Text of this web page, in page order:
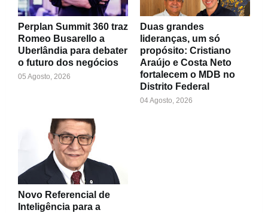
Perplan Summit 360 traz
Romeo Busarello a
Uberlândia para debater
o futuro dos negócios
05 Agosto, 2026
Duas grandes
lideranças, um só
propósito: Cristiano
Araújo e Costa Neto
fortalecem o MDB no
Distrito Federal
04 Agosto, 2026
Novo Referencial de
Inteligência para a